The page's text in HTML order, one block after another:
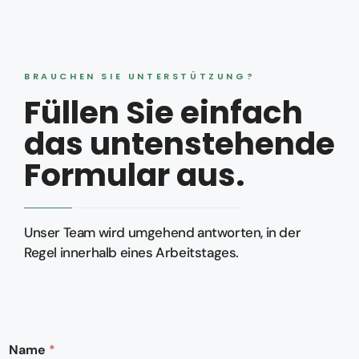
BRAUCHEN SIE UNTERSTÜTZUNG?
Füllen Sie einfach
das untenstehende
Formular aus.
Unser Team wird umgehend antworten, in der
Regel innerhalb eines Arbeitstages.
Name *